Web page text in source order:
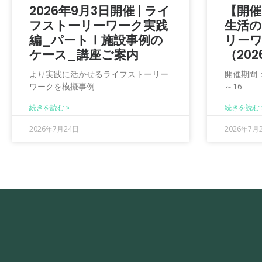
2026年9月3日開催 | ライ
フストーリーワーク実践
編_パートⅠ施設事例の
ケース_講座ご案内
より実践に活かせるライフストーリー
ワークを模擬事例
続きを読む »
2026年7月24日
【開
生活
リー
（
開催期間
～16
続きを読む
2026年7月